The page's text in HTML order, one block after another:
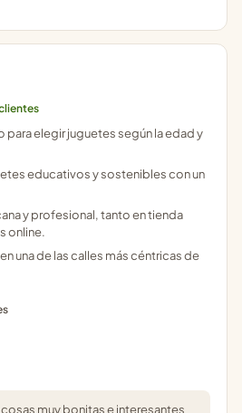
elegir juguetes según la edad y
educativos y sostenibles con un
y profesional, tanto en tienda
online.
una de las calles más céntricas de
muy bonitas e interesantes